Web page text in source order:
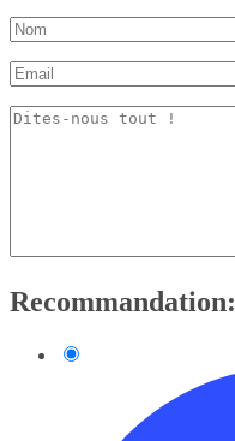
Recommandation: